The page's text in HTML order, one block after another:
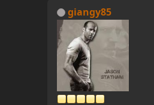
giangy85